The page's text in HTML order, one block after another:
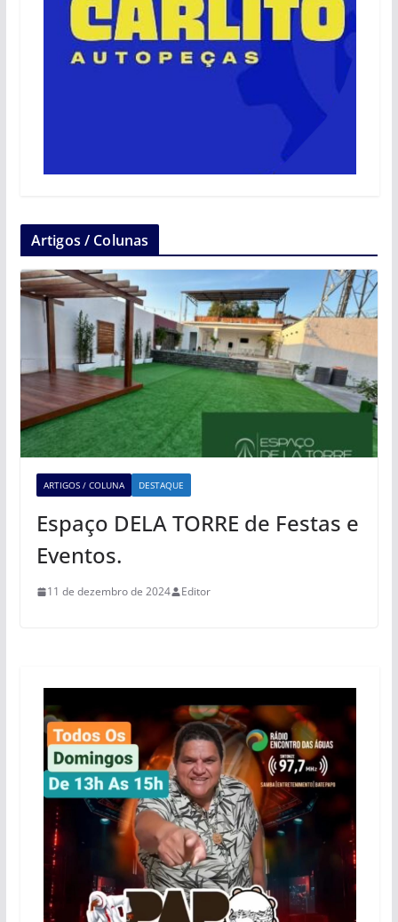
Artigos / Colunas
ARTIGOS / COLUNA DESTAQUE
Espaço DELA TORRE de Festas e
Eventos.
11 de dezembro de 2024 Editor